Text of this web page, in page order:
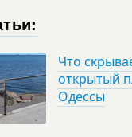
Что
открытый
Одессы